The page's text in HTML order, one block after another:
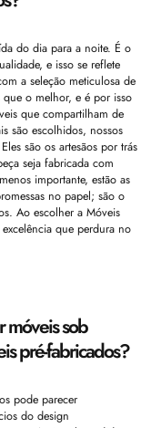
do dia para a noite. É o
e isso se reflete
a seleção meticulosa de
o melhor, e é por isso
que compartilham de
são escolhidos, nossos
são os artesãos por trás
seja fabricada com
importante, estão as
no papel; são o
Ao escolher a Móveis
que perdura no
móveis sob
pré-fabricados?
pode parecer
do design